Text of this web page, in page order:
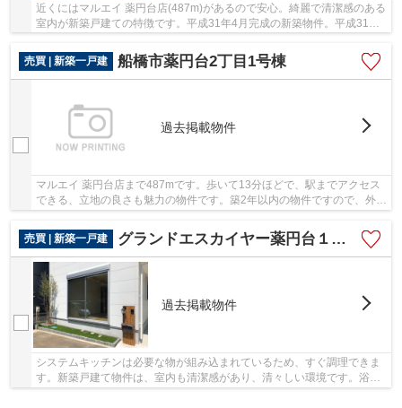
近くにはマルエイ 薬円台店(487m)があるので安心。綺麗で清潔感のある
室内が新築戸建ての特徴です。平成31年4月完成の新築物件。平成31年4
売買 | 新築一戸建
船橋市薬円台2丁目1号棟
過去掲載物件
マルエイ 薬円台店まで487mです。歩いて13分ほどで、駅までアクセス
できる、立地の良さも魅力の物件です。築2年以内の物件ですので、外観
売買 | 新築一戸建
グランドエスカイヤー薬円台１丁目新築戸建
過去掲載物件
システムキッチンは必要な物が組み込まれているため、すぐ調理できま
す。新築戸建て物件は、室内も清潔感があり、清々しい環境です。浴室